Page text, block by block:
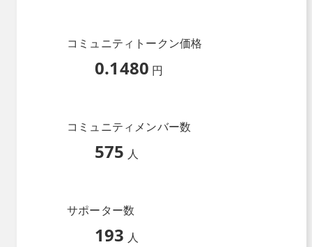
コミュニティトークン価格
0.1480 円
コミュニティメンバー数
575 人
サポーター数
193 人